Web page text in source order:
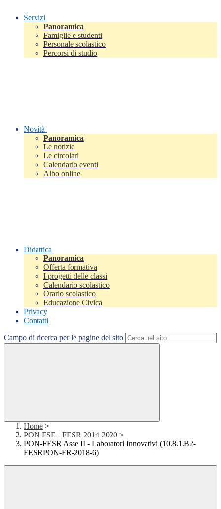
Servizi
Panoramica
Famiglie e studenti
Personale scolastico
Percorsi di studio
Novità
Panoramica
Le notizie
Le circolari
Calendario eventi
Albo online
Didattica
Panoramica
Offerta formativa
I progetti delle classi
Calendario scolastico
Orario scolastico
Educazione Civica
Privacy
Contatti
Campo di ricerca per le pagine del sito
Home >
PON FSE - FESR 2014-2020 >
PON-FESR Asse II - Laboratori Innovativi (10.8.1.B2-
FESRPON-FR-2018-6)